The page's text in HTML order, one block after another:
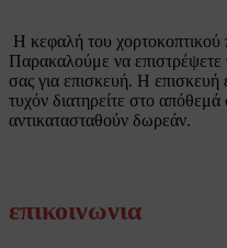
Η κεφαλή του χορτοκοπτικού
Παρακαλούμε να επιστρέψετε
σας για επισκευή. Η επισκευή
τυχόν διατηρείτε στο
αντικατασταθούν δωρεάν.
επικοινωνια